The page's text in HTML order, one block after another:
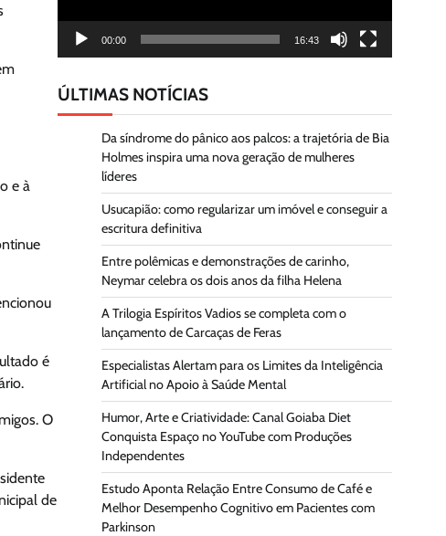
e à
é
O
de
00:00 16:43
ÚLTIMAS NOTÍCIAS
Da síndrome do pânico aos palcos: a trajetória de Bia
Holmes inspira uma nova geração de mulheres
líderes
Usucapião: como regularizar um imóvel e conseguir a
escritura definitiva
Entre polêmicas e demonstrações de carinho,
Neymar celebra os dois anos da filha Helena
A Trilogia Espíritos Vadios se completa com o
lançamento de Carcaças de Feras
Especialistas Alertam para os Limites da Inteligência
Artificial no Apoio à Saúde Mental
Humor, Arte e Criatividade: Canal Goiaba Diet
Conquista Espaço no YouTube com Produções
Independentes
Estudo Aponta Relação Entre Consumo de Café e
Melhor Desempenho Cognitivo em Pacientes com
Parkinson